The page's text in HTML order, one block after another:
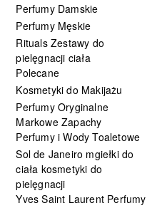
Perfumy Damskie
Perfumy Męskie
Rituals Zestawy do
pielęgnacji ciała
Polecane
Kosmetyki do Makijażu
Perfumy Oryginalne
Markowe Zapachy
Perfumy i Wody Toaletowe
Sol de Janeiro mgiełki do
ciała kosmetyki do
pielęgnacji
Yves Saint Laurent Perfumy